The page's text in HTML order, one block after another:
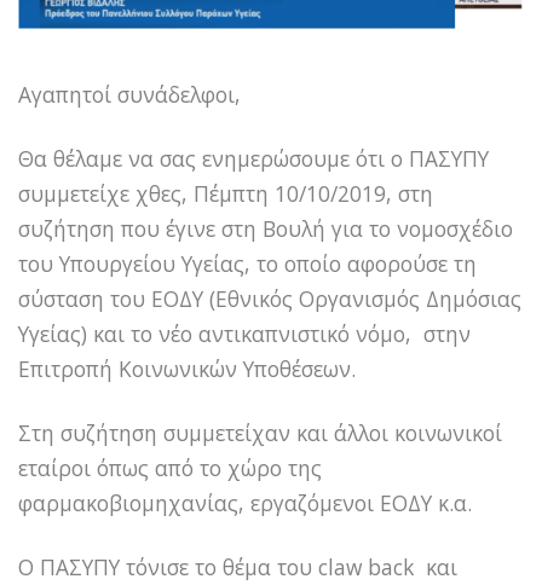
Αγαπητοί συνάδελφοι,
Θα θέλαμε να σας ενημερώσουμε ότι ο ΠΑΣΥΠΥ
συμμετείχε χθες, Πέμπτη 10/10/2019, στη
συζήτηση που έγινε στη Βουλή για το νομοσχέδιο
του Υπουργείου Υγείας, το οποίο αφορούσε τη
σύσταση του ΕΟΔΥ (Εθνικός Οργανισμός Δημόσιας
Υγείας) και το νέο αντικαπνιστικό νόμο, στην
Επιτροπή Κοινωνικών Υποθέσεων.
Στη συζήτηση συμμετείχαν και άλλοι κοινωνικοί
εταίροι όπως από το χώρο της
φαρμακοβιομηχανίας, εργαζόμενοι ΕΟΔΥ κ.α.
Ο ΠΑΣΥΠΥ τόνισε το θέμα του claw back και